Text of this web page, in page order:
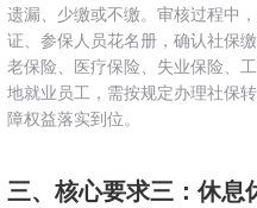
遗漏、少缴或不缴。审核过程中
证、参保人员花名册，确认社保
老保险、医疗保险、失业保险、
地就业员工，需按规定办理社保
障权益落实到位。
三、核心要求三：休息